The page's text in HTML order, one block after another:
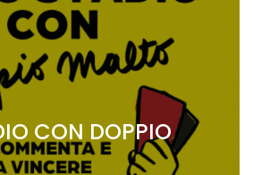
CON DOPPIO